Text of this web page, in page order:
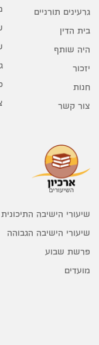
גרעינים תורניים
בית הדין
היה שותף
יזכור
חנות
צור קשר
שיעורי הישיבה התיכונית
שיעורי הישיבה הגבוהה
פרשת שבוע
מועדים